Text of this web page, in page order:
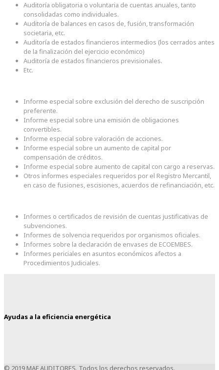
Auditoría obligatoria o voluntaria de cuentas anuales, tanto
consolidadas como individuales.
Auditoría de balances en casos de, fusión, transformación
societaria, etc.
Auditoría de estados financieros intermedios (los cerrados antes
de la finalización del ejercicio económico)
Auditoría de estados financieros previsionales.
Etc.
Informe especial sobre exclusión del derecho de suscripción
preferente.
Informe especial sobre una emisión de obligaciones
convertibles.
Informe especial sobre valoración de acciones.
Informe especial sobre un aumento de capital por
compensación de créditos.
Informe especial sobre aumento de capital con cargo a reservas.
Otros informes especiales requeridos por el Registro Mercantil,
en caso de fusiones, escisiones, acuerdos de refinanciación, etc.
Informes o certificados de revisión de cuentas justificativas de
subvenciones.
Informes de solvencia requeridos por organismos oficiales.
Informes sobre la declaración de envases de ECOEMBES.
Informes periciales en asuntos económicos afectos a
Procedimientos Judiciales.
Ayudas a la eficiencia energética
© 2019 MAF AUDITORES. Todos los derechos reservados.